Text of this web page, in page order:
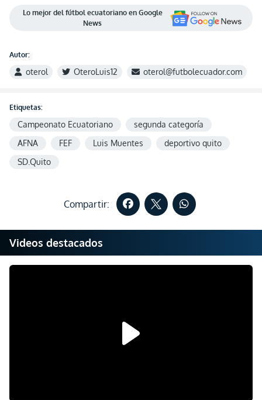
Lo mejor del fútbol ecuatoriano en Google
News
Autor:
oterol OteroLuis12 oterol@futbolecuador.com
Etiquetas:
Campeonato Ecuatoriano
segunda categoría
AFNA
FEF Luis Muentes
deportivo quito
SD.Quito
Compartir:
Videos destacados